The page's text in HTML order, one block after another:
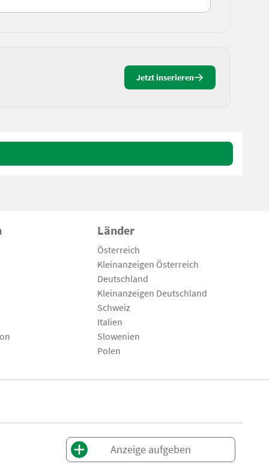
Jetzt inserieren
Länder
Österreich
Kleinanzeigen Österreich
Deutschland
Kleinanzeigen Deutschland
Schweiz
Italien
Slowenien
Polen
Anzeige aufgeben